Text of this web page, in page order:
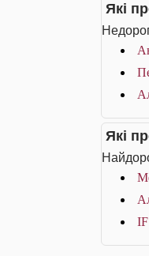
Які
Які